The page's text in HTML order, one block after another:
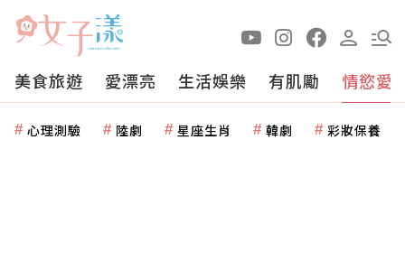
美食旅遊 愛漂亮 生活娛樂 有肌勵 情慾愛
心理測驗 陸劇 星座生肖 韓劇 彩妝保養